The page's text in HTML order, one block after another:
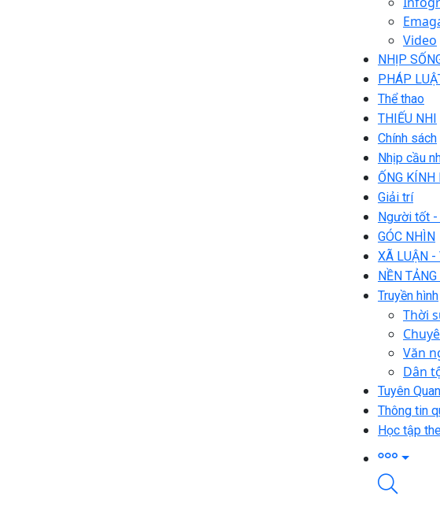
Video
NHỊP
PHÁP
Thể thao
THIẾU NHI
Chính sách
Nhịp cầu
ỐNG KÍNH
Giải trí
Người tốt
GÓC NHÌN
XÃ LUẬN -
NỀN TẢNG
Truyền hình
Thời
Văn
Dân
Tuyên
Thông tin
Học tập